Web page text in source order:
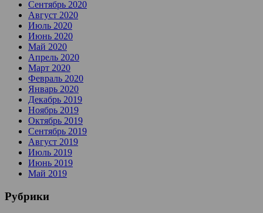
Сентябрь 2020
Август 2020
Июль 2020
Июнь 2020
Май 2020
Апрель 2020
Март 2020
Февраль 2020
Январь 2020
Декабрь 2019
Ноябрь 2019
Октябрь 2019
Сентябрь 2019
Август 2019
Июль 2019
Июнь 2019
Май 2019
Рубрики